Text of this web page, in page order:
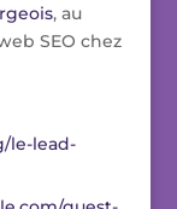
, au
SEO chez
le-lead-